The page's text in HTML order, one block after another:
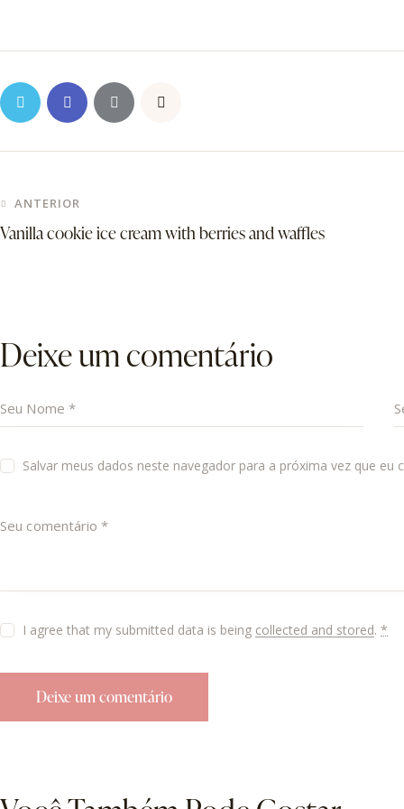
ANTERIOR
Vanilla cookie ice cream with berries and waffles
Deixe um comentário
Salvar meus dados neste navegador para a próxima vez que eu
I agree that my submitted data is being collected and stored.*